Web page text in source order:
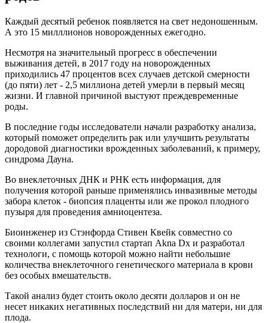
Каждый десятый ребенок появляется на свет недоношенным.
А это 15 милллионов новорожденных ежегодно.
Несмотря на значительный прогресс в обеспечении
выживания детей, в 2017 году на новорожденных
приходились 47 процентов всех случаев детской смерности
(до пяти) лет - 2,5 миллиона детей умерли в первый месяц
жизни. И главной причиной выстуют преждевременные
роды.
В последние годы исследователи начали разработку анализа,
который поможет определить рак или улучшить результаты
дородовой диагностики врожденных заболеваний, к примеру,
синдрома Дауна.
Во внеклеточных ДНК и РНК есть информация, для
получения которой раньше применялись инвазивные методы
забора клеток - биопсия плаценты или же прокол плодного
пузыря для проведения амниоцентеза.
Биоинженер из Стэнфорда Стивен Квейк совместно со
своими коллегами запустил стартап Akna Dx и разработал
технологи, с помощь которой можно найти небольшие
количества внеклеточного генетического материала в крови
без особых вмешательств.
Такой анализ будет стоить около десяти долларов и он не
несет никаких негативных последствий ни для матери, ни для
плода.